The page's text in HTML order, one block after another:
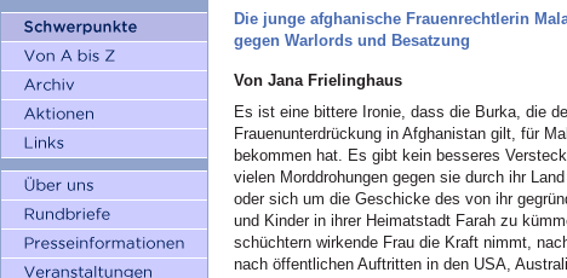
Die junge afghanische Frauenrechtlerin
gegen Warlords und Besatzung
Von Jana Frielinghaus
Es ist eine bittere Ironie, dass die Burka, die
Frauenunterdrückung in Afghanistan gilt, für
bekommen hat. Es gibt kein besseres
vielen Morddrohungen gegen sie durch ihr
oder sich um die Geschicke des von ihr
und Kinder in ihrer Heimatstadt Farah zu
schüchtern wirkende Frau die Kraft nimmt,
nach öffentlichen Auftritten in den USA,